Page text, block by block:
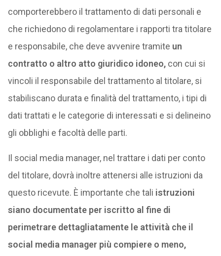
comporterebbero il trattamento di dati personali e
che richiedono di regolamentare i rapporti tra titolare
e responsabile, che deve avvenire tramite un
contratto o altro atto giuridico idoneo,con cui si
vincoli il responsabile del trattamento al titolare, si
stabiliscano durata e finalità del trattamento, i tipi di
dati trattati e le categorie di interessati e si delineino
gli obblighi e facoltà delle parti.
Il social media manager, nel trattare i dati per conto
del titolare, dovrà inoltre attenersi alle istruzioni da
questo ricevute. È importante che tali istruzioni
siano documentate per iscritto al fine di
perimetrare dettagliatamente le attività che il
social media manager più compiere o meno,